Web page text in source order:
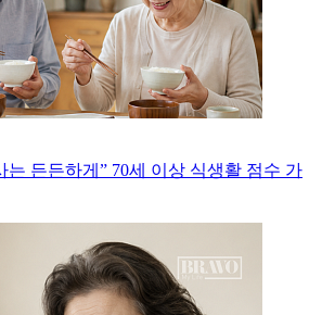
는 든든하게” 70세 이상 식생활 점수 가